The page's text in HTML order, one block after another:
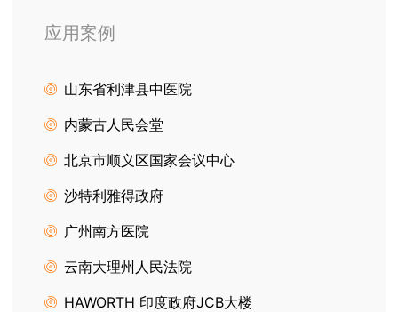
应用案例
山东省利津县中医院
内蒙古人民会堂
北京市顺义区国家会议中心
沙特利雅得政府
广州南方医院
云南大理州人民法院
HAWORTH 印度政府JCB大楼